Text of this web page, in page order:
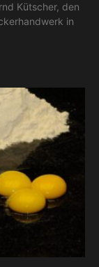
Kütscher, den
in